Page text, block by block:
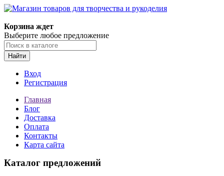
Корзина ждет
Выберите любое предложение
Найти
Вход
Регистрация
Главная
Блог
Доставка
Оплата
Контакты
Карта сайта
Каталог предложений